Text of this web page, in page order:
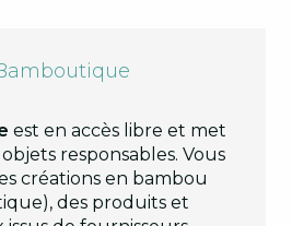
est en accès libre et met
responsables. Vous
créations en bambou
des produits et